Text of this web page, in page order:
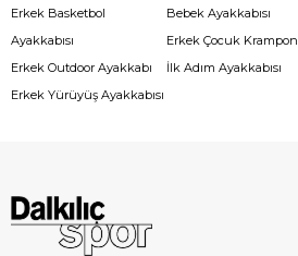
Erkek Basketbol
Ayakkabısı
Erkek Outdoor Ayakkabı
Erkek Yürüyüş Ayakkabısı
Bebek Ayakkabısı
Erkek Çocuk Krampon
İlk Adım Ayakkabısı